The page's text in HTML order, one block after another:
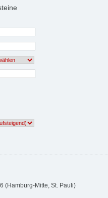
(Hamburg-Mitte, St. Pauli)